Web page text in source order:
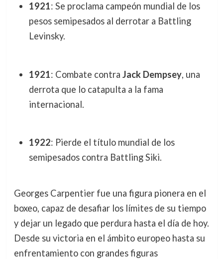
1921: Se proclama campeón mundial de los
pesos semipesados al derrotar a Battling
Levinsky.
1921: Combate contra Jack Dempsey, una
derrota que lo catapulta a la fama
internacional.
1922: Pierde el título mundial de los
semipesados contra Battling Siki.
Georges Carpentier fue una figura pionera en el
boxeo, capaz de desafiar los límites de su tiempo
y dejar un legado que perdura hasta el día de hoy.
Desde su victoria en el ámbito europeo hasta su
enfrentamiento con grandes figuras